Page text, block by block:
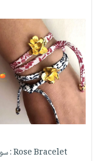
Rose Bracelet : سو